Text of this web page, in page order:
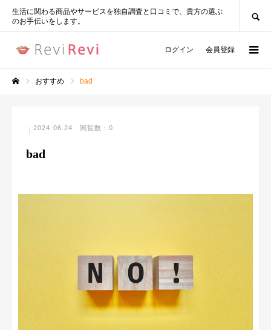
生活に関わる商品やサービスを独自調査と口コミで、貴方の選ぶ
のお手伝いをします。
ログイン 会員登録
おすすめ bad
2024.06.24 閲覧数：0
bad